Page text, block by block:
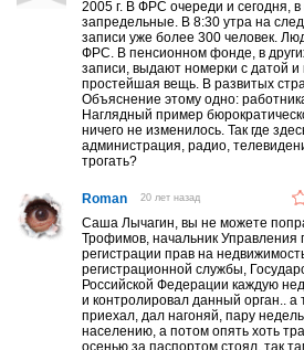
2005 г. В ФРС очереди и сегодня, в
запредельные. В 8:30 утра на
записи уже более 300 человек.
ФРС. В пенсионном фонде, в
записи, выдают номерки с датой
простейшая вещь. В развитых
Объяснение этому одно:
Наглядный пример
ничего не изменилось. Так где
администрация, радио,
трогать?
Roman 20 лет назад
Саша Лычагин, вы не можете
Трофимов, начальник Управления
регистрации прав на
регистрационной службы,
Российской Федерации каждую
и контролировал данный орган.. а
приехал, дал нагоняй, пару
населению, а потом опять хоть
осенью за паспортом стоял, так